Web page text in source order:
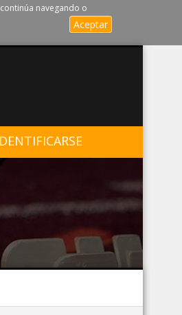
navegando o
Aceptar